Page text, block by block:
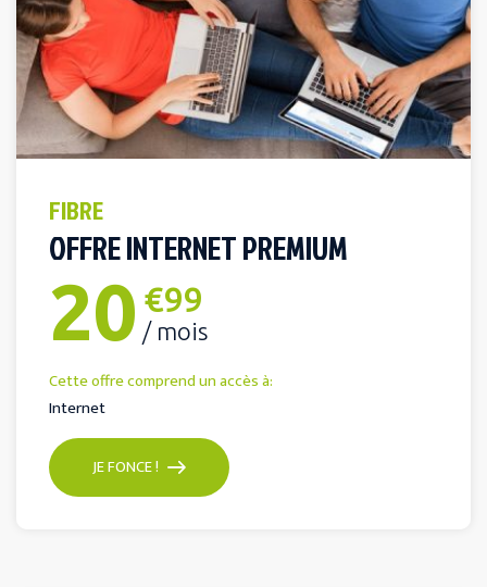
FIBRE
OFFRE INTERNET PREMIUM
20 €99
/ mois
Cette offre comprend un accès à:
Internet
JE FONCE !